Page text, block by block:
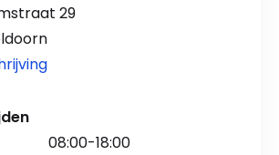
29
08:00-18:00